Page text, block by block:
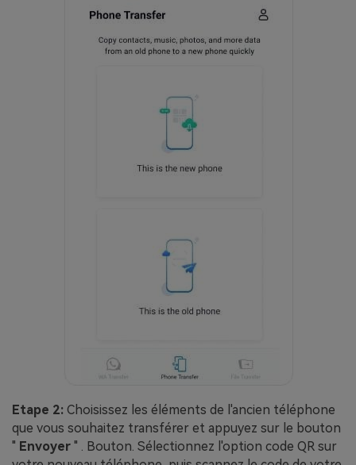
Etape 2: Choisissez les éléments de l'ancien téléphone
que vous souhaitez transférer et appuyez sur le bouton
" Envoyer " . Bouton. Sélectionnez l'option code QR sur